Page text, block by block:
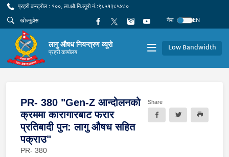
प्रहरी कन्ट्रोल : १००, ला.औ.नि.ब्यूरो नं.:९८५१२८५४८०
नेपा
EN
लागु औषध नियन्त्रण व्यूरो
प्रहरी कार्यालय Low Bandwidth
PR- 380 "Gen-Z आन्दोलनको
क्रममा कारागारबाट फरार
प्रतिबादी पुन: लागु औषध सहित
पक्राउ"
Share
PR- 380